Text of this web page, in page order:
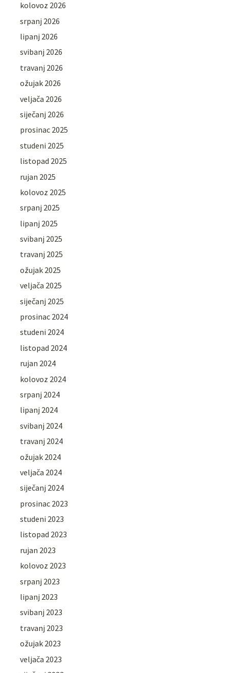
kolovoz 2026
srpanj 2026
lipanj 2026
svibanj 2026
travanj 2026
ožujak 2026
veljača 2026
siječanj 2026
prosinac 2025
studeni 2025
listopad 2025
rujan 2025
kolovoz 2025
srpanj 2025
lipanj 2025
svibanj 2025
travanj 2025
ožujak 2025
veljača 2025
siječanj 2025
prosinac 2024
studeni 2024
listopad 2024
rujan 2024
kolovoz 2024
srpanj 2024
lipanj 2024
svibanj 2024
travanj 2024
ožujak 2024
veljača 2024
siječanj 2024
prosinac 2023
studeni 2023
listopad 2023
rujan 2023
kolovoz 2023
srpanj 2023
lipanj 2023
svibanj 2023
travanj 2023
ožujak 2023
veljača 2023